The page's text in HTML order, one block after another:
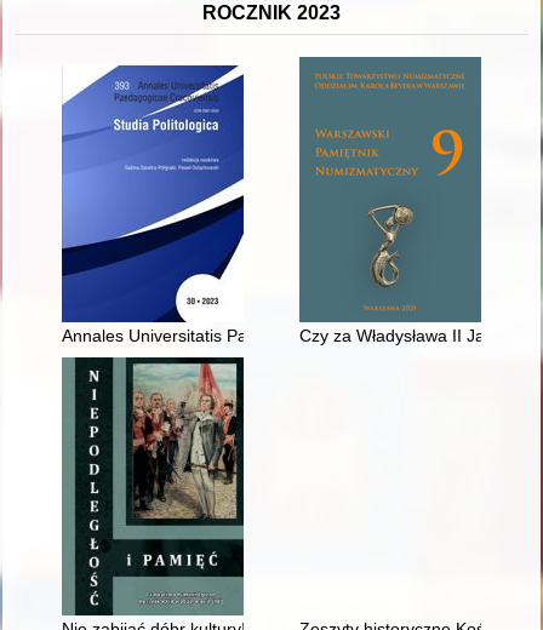
ROCZNIK 2023
Annales Universitatis Paedagogicae Cracoviensis. [T.] 30
Czy za Władysława II